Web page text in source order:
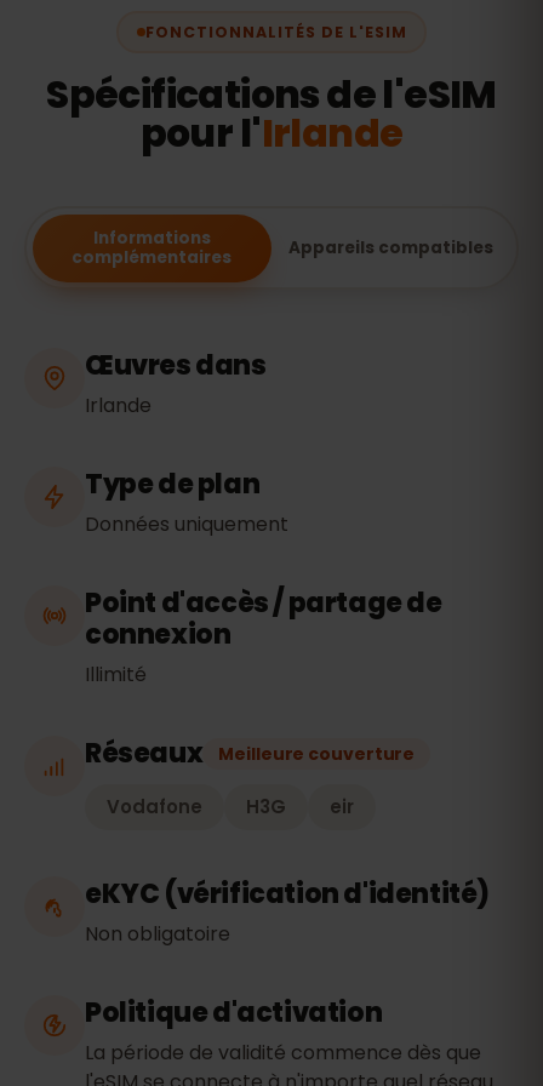
FONCTIONNALITÉS DE L'ESIM
Spécifications de l'eSIM
pour l'Irlande
Informations
complémentaires
Appareils compatibles
Œuvres dans
Irlande
Type de plan
Données uniquement
Point d'accès / partage de
connexion
Illimité
Réseaux Meilleure couverture
Vodafone H3G eir
eKYC (vérification d'identité)
Non obligatoire
Politique d'activation
La période de validité commence dès que